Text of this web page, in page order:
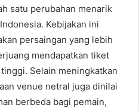
satu perubahan menarik
Kebijakan ini
persaingan yang lebih
mendapatkan tiket
Selain meningkatkan
venue netral juga dinilai
berbeda bagi pemain,